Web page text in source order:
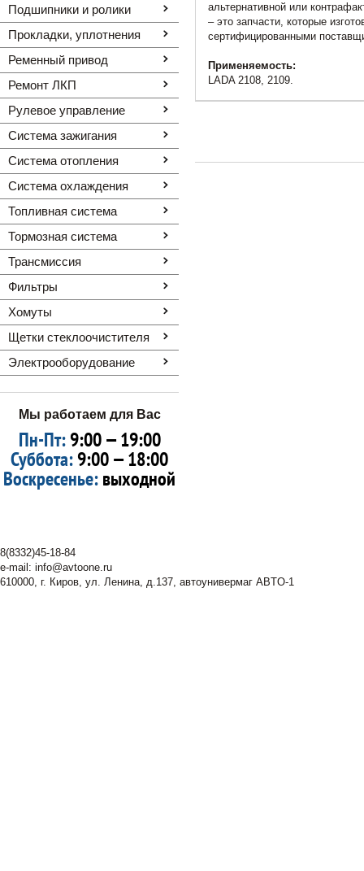
Подшипники и ролики
Прокладки, уплотнения
Ременный привод
Ремонт ЛКП
Рулевое управление
Система зажигания
Система отопления
Система охлаждения
Топливная система
Тормозная система
Трансмиссия
Фильтры
Хомуты
Щетки стеклоочистителя
Электрооборудование
Мы работаем для Вас
Пн-Пт:9:00 — 19:00
Суббота:9:00 — 18:00
Воскресенье:выходной
альтернативной или
– это запчасти, которые
сертифицированными
Применяемость:
LADA 2108, 2109.
8(8332)45-18-84
e-mail: info@avtoone.ru
610000, г. Киров, ул. Ленина, д.137, автоунивермаг ABTO-1